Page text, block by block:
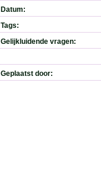
Datum:
Tags:
Gelijkluidende vragen:
Geplaatst door: